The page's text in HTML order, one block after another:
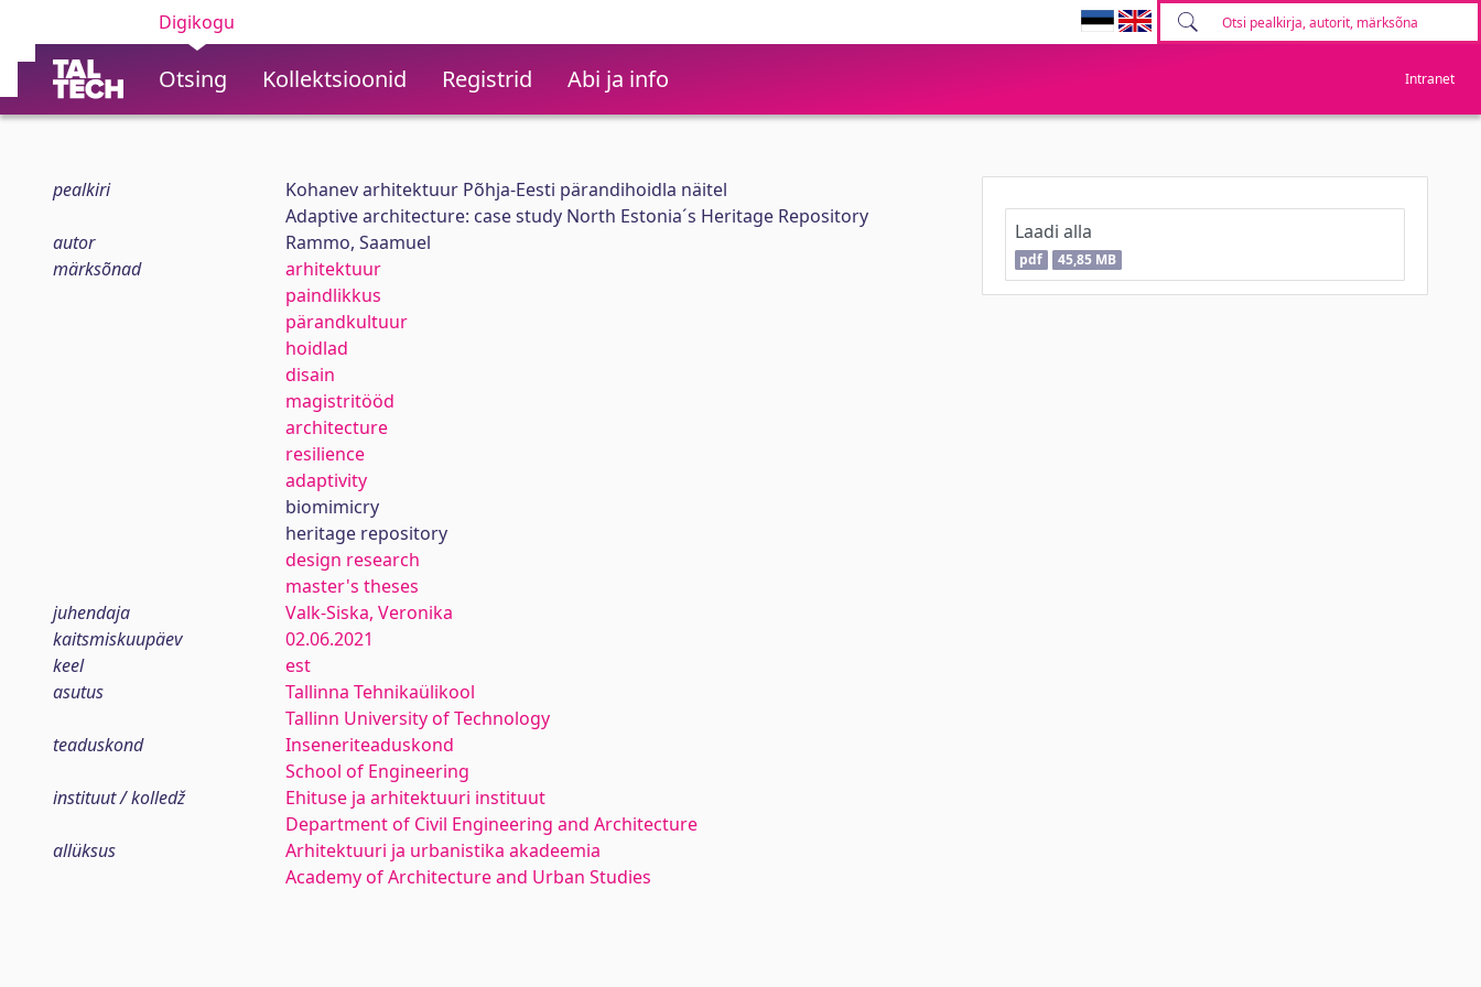
Digikogu
Otsing Kollektsioonid Registrid Abi ja info Intranet
pealkiri
Kohanev arhitektuur Põhja-Eesti pärandihoidla näitel
Adaptive architecture: case study North Estonia´s Heritage Repository
autor
Rammo, Saamuel
märksõnad
arhitektuur
paindlikkus
pärandkultuur
hoidlad
disain
magistritööd
architecture
resilience
adaptivity
biomimicry
heritage repository
design research
master's theses
juhendaja
Valk-Siska, Veronika
kaitsmiskuupäev
02.06.2021
keel
est
asutus
Tallinna Tehnikaülikool
Tallinn University of Technology
teaduskond
Inseneriteaduskond
School of Engineering
instituut / kolledž
Ehituse ja arhitektuuri instituut
Department of Civil Engineering and Architecture
allüksus
Arhitektuuri ja urbanistika akadeemia
Academy of Architecture and Urban Studies
Laadi alla
pdf 45,85 MB